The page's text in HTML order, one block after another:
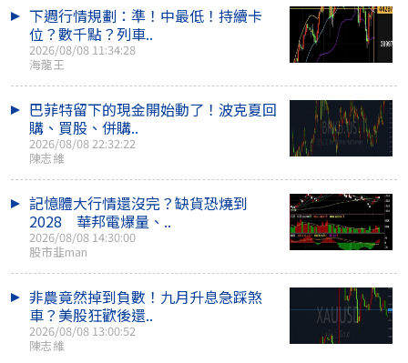
下週行情規劃：準！中最低！持續卡
位？數千點？列車..
2026/08/08 11:34:28
海龍王
巴菲特留下的現金開始動了！波克夏回
購、買股、併購..
2026/08/08 22:32:22
陳志維
記憶體大行情還沒完？缺貨恐燒到
2028 華邦電爆量、..
2026/08/08 14:30:00
股市韭man
非農竟然掉到負數！九月升息急踩煞
車？美股狂歡後還..
2026/08/08 13:00:52
陳志維